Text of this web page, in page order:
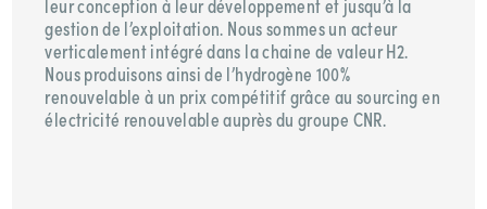
leur conception à leur développement et jusqu’à la
gestion de l’exploitation. Nous sommes un acteur
verticalement intégré dans la chaine de valeur H2.
Nous produisons ainsi de l’hydrogène 100%
renouvelable à un prix compétitif grâce au sourcing en
électricité renouvelable auprès du groupe CNR.